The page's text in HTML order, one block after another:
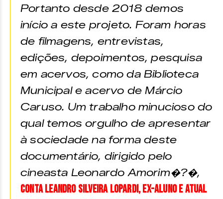
Portanto desde 2018 demos
início a este projeto. Foram horas
de filmagens, entrevistas,
edições, depoimentos, pesquisa
em acervos, como da Biblioteca
Municipal e acervo de Márcio
Caruso. Um trabalho minucioso do
qual temos orgulho de apresentar
à sociedade na forma deste
documentário, dirigido pelo
cineasta Leonardo Amorim�?�,
conta Leandro Silveira Lopardi, ex-aluno e atual